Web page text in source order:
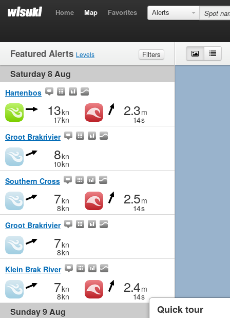
Home Map Favorites Alerts
Featured Alerts Levels
Filters
Wind
Waves
Saturday 8 Aug
Hartenbos
13kn
17kn
2.3m
14s
Groot Brakrivier
8kn
10kn
Southern Cross
7kn
8kn
2.5m
14s
Groot Brakrivier
7kn
8kn
Klein Brak River
7kn
8kn
2.4m
14s
Sunday 9 Aug
Map
Quick tour